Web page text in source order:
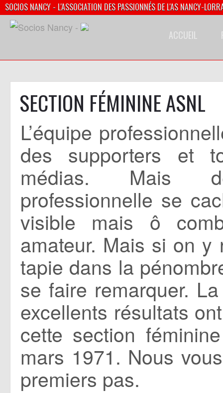
SOCIOS NANCY - L'ASSOCIATION DES PASSIONNÉS DE L'AS NANCY-
ACCUEIL
SECTION FÉMININE ASNL
L’équipe
des supporters et
médias. Mais
professionnelle se
visible mais ô
amateur. Mais si on
tapie dans la
se faire remarquer.
excellents résultats
cette section
mars 1971. Nous
premiers pas.